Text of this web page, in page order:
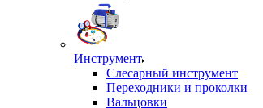
Инструмент
Слесарный инструмент
Переходники и проколки
Вальцовки